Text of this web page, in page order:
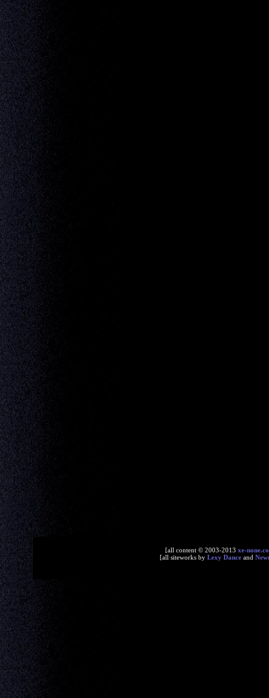
[all content © 2003-2013 xe-
[all siteworks by Lexy Danceand